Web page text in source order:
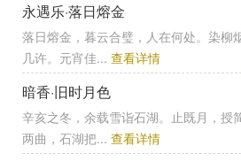
永遇乐·落日熔金
落日熔金，暮云合璧，人在何处。染柳
几许。元宵佳... 查看详情
暗香·旧时月色
辛亥之冬，余载雪诣石湖。止既月，授
两曲，石湖把... 查看详情